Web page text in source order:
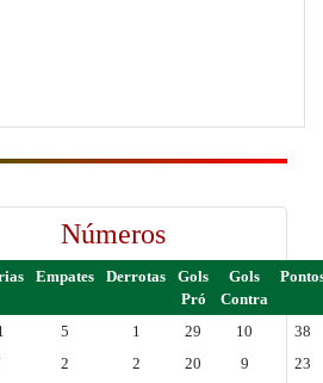
Números
Empates Derrotas
Gols
Pró
Gols
Contra
5 1 29 10
38
2 2 20 9
23